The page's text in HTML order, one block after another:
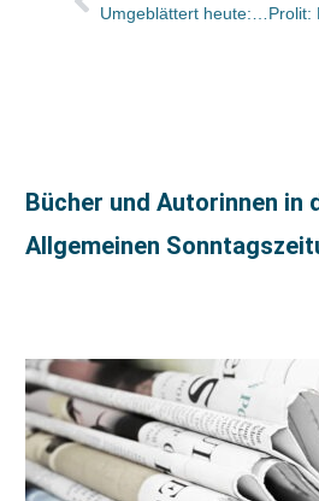
Bücher und Autorinnen in
Allgemeinen